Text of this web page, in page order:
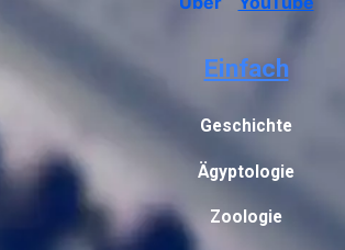
Einfach
Geschichte
Ägyptologie
Zoologie